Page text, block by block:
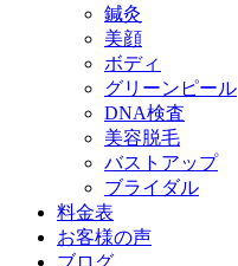
鍼灸
美顔
ボディ
グリーンピール
DNA検査
美容脱毛
バストアップ
ブライダル
料金表
お客様の声
ブログ